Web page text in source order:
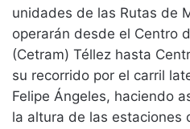
unidades de las Rutas de
operarán desde el Centro
(Cetram) Téllez hasta
su recorrido por el carril
Felipe Ángeles, haciendo
la altura de las estaciones